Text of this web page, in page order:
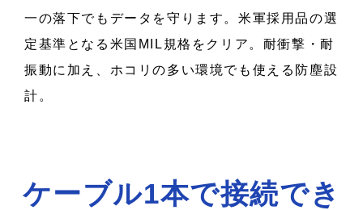
一の落下でもデータを守ります。米軍採用品の選
定基準となる米国MIL規格をクリア。耐衝撃・耐
振動に加え、ホコリの多い環境でも使える防塵設
計。
ケーブル1本で接続でき